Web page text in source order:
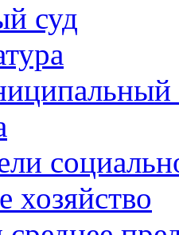
суд
хозяйство